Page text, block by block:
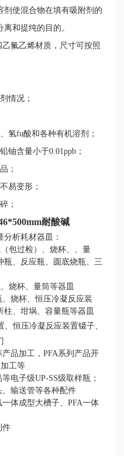
剂使混合物在填有吸附剂的
和提纯的目的。
氟乙烯材质，尺寸可按照
情况；
氢fu酸和各种有机溶剂；
铀含量小于0.01ppb；
；
易变形；
；
耐酸碱
析耗材器皿：
包过检）、烧杯、、量
瓶、反应瓶、圆底烧瓶、三
烧杯、量筒等器皿
烧杯、恒压冷凝反应装
、坩埚、容量瓶等器皿
、恒压冷凝反应装置镊子、
品加工，PFA系列产品开
工等
电子级UP-SS级取样瓶；
输送管等各种配件
体成型大槽子、PFA一体
件